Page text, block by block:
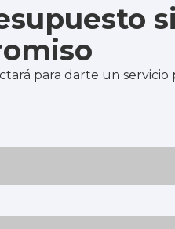
para darte un servicio